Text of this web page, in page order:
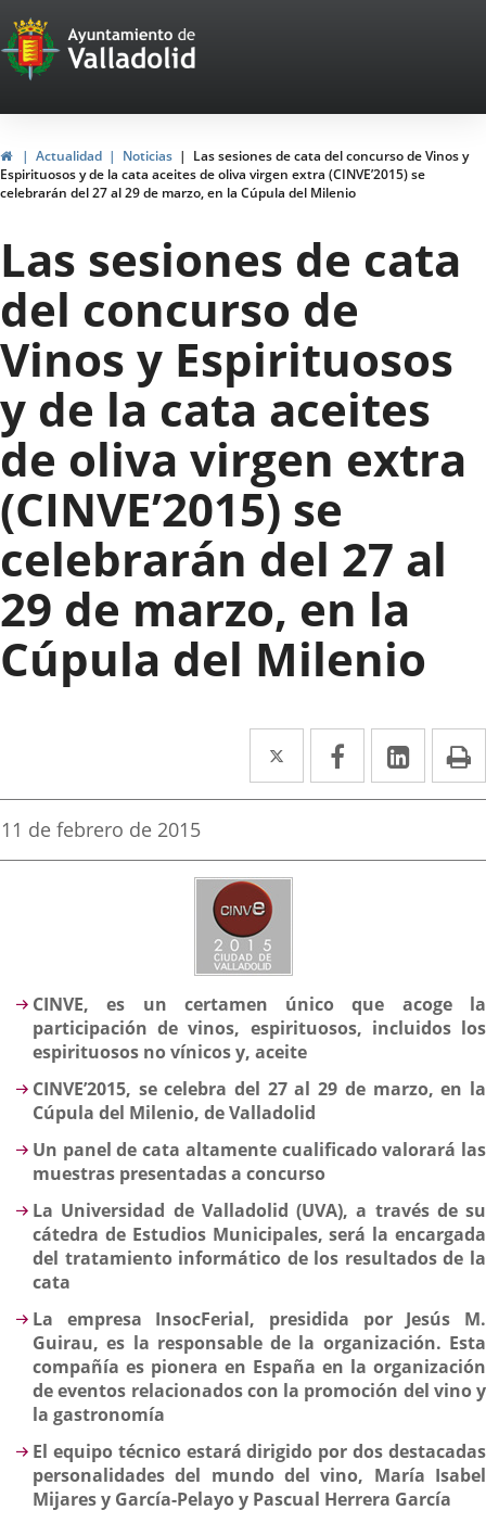
Portal
Web
del
Ayuntamiento
de
Valladolid
HomeActualidad Noticias
Las sesiones de cata del concurso de Vinos y
Espirituosos y de la cata aceites de oliva virgen extra (CINVE’2015) se
celebrarán del 27 al 29 de marzo, en la Cúpula del Milenio
Las sesiones de cata
del concurso de
Vinos y Espirituosos
y de la cata aceites
de oliva virgen extra
(CINVE’2015) se
celebrarán del 27 al
29 de marzo, en la
Cúpula del Milenio
Twitter
Enlace
a
aplicación
Facebook
Enlace
a
aplicación
Enlace
a
Fecha
la
11 de febrero de 2015
Descripción
CINVE, es un certamen único que acoge la
participación de vinos, espirituosos, incluidos los
espirituosos no vínicos y, aceite
CINVE’2015, se celebra del 27 al 29 de marzo, en la
Cúpula del Milenio, de Valladolid
Un panel de cata altamente cualificado valorará las
muestras presentadas a concurso
La Universidad de Valladolid (UVA), a través de su
cátedra de Estudios Municipales, será la encargada
del tratamiento informático de los resultados de la
cata
La empresa InsocFerial, presidida por Jesús M.
Guirau, es la responsable de la organización. Esta
compañía es pionera en España en la organización
de eventos relacionados con la promoción del vino y
la gastronomía
El equipo técnico estará dirigido por dos destacadas
personalidades del mundo del vino, María Isabel
Mijares y García-Pelayo y Pascual Herrera García